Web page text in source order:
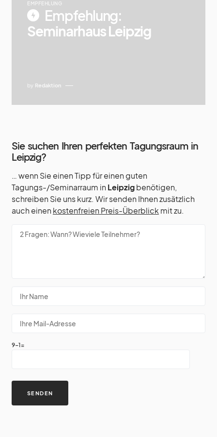
EMPFEHLUNG
Empfehlung:
Seminarhaus Leipzig
by Redaktion
Sie suchen Ihren perfekten Tagungsraum in
Leipzig?
… wenn Sie einen Tipp für einen guten
Tagungs-/Seminarraum in Leipzigbenötigen,
schreiben Sie uns kurz. Wir senden Ihnen zusätzlich
auch einen kostenfreien Preis-Überblick mit zu.
9-1=